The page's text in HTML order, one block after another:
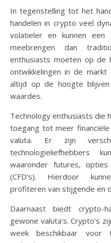
In tegenstelling tot het
handelen in crypto veel
volatieler en kunnen
meebrengen dan
enthusiasts moeten op de
ontwikkelingen in de
altijd op de hoogte
waardes.
Technology enthusiasts die
toegang tot meer
valuta. Er zijn
technologieliefhebbers
waaronder futures,
(CFD’s). Hierdoor
profiteren van stijgende en
Daarnaast biedt crypto-
gewone valuta’s. Crypto’s
week beschikbaar